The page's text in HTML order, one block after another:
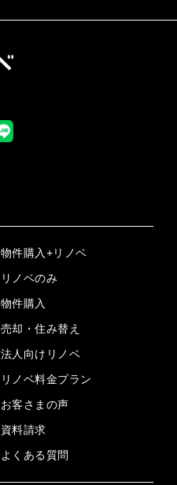
物件購入+リノベ
リノベのみ
物件購入
売却・住み替え
法人向けリノベ
リノベ料金プラン
お客さまの声
資料請求
よくある質問